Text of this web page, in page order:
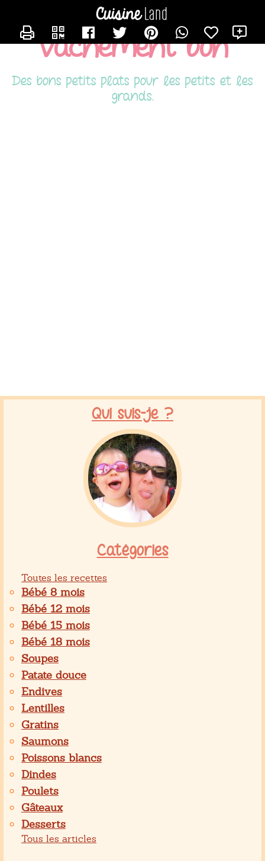
Vachement bon
Des bons petits plats pour les petits et les
grands.
Qui suis-je ?
Catégories
Toutes les recettes
Bébé 8 mois
Bébé 12 mois
Bébé 15 mois
Bébé 18 mois
Soupes
Patate douce
Endives
Lentilles
Gratins
Saumons
Poissons blancs
Dindes
Poulets
Gâteaux
Desserts
Tous les articles
CONTACTER TITOUNE